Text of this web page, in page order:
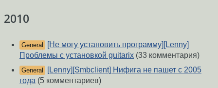
2010
General
[Не могу установить программу][Lenny]
Проблемы с установкой guitarix (33 комментария)
General
[Lenny][Smbclient] Нифига не пашет с 2005
года (5 комментариев)